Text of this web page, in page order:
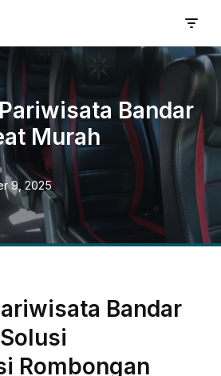
Bandar
Murah
9, 2025
Bandar
Rombongan